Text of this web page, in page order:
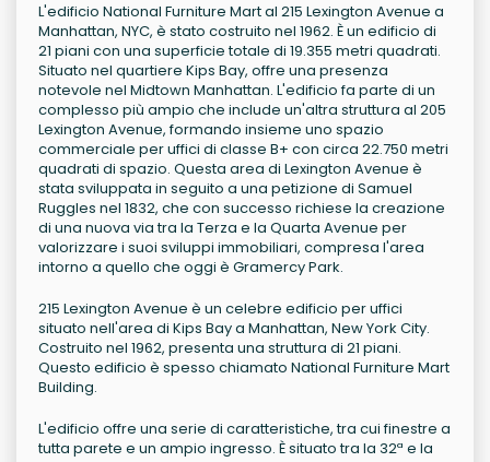
L'edificio National Furniture Mart al 215 Lexington Avenue a
Manhattan, NYC, è stato costruito nel 1962. È un edificio di
21 piani con una superficie totale di 19.355 metri quadrati.
Situato nel quartiere Kips Bay, offre una presenza
notevole nel Midtown Manhattan. L'edificio fa parte di un
complesso più ampio che include un'altra struttura al 205
Lexington Avenue, formando insieme uno spazio
commerciale per uffici di classe B+ con circa 22.750 metri
quadrati di spazio. Questa area di Lexington Avenue è
stata sviluppata in seguito a una petizione di Samuel
Ruggles nel 1832, che con successo richiese la creazione
di una nuova via tra la Terza e la Quarta Avenue per
valorizzare i suoi sviluppi immobiliari, compresa l'area
intorno a quello che oggi è Gramercy Park.
215 Lexington Avenue è un celebre edificio per uffici
situato nell'area di Kips Bay a Manhattan, New York City.
Costruito nel 1962, presenta una struttura di 21 piani.
Questo edificio è spesso chiamato National Furniture Mart
Building.
L'edificio offre una serie di caratteristiche, tra cui finestre a
tutta parete e un ampio ingresso. È situato tra la 32ª e la